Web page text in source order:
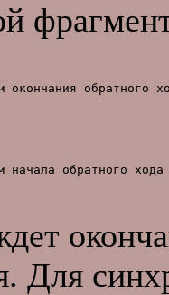
окончания обратного
начала обратного хода
Для